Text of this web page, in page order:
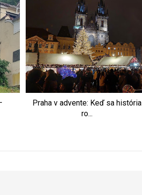
Praha v advente: Keď sa história
ro...